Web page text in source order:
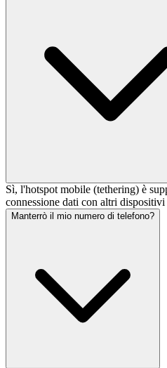
Sì, l'hotspot mobile (tethering) è
connessione dati con altri
Manterrò il mio numero di telefono?